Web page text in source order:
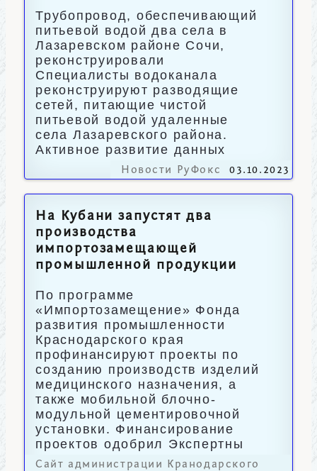
Трубопровод, обеспечивающий
питьевой водой два села в
Лазаревском районе Сочи,
реконструировали
Специалисты водоканала
реконструируют разводящие
сетей, питающие чистой
питьевой водой удаленные
села Лазаревского района.
Активное развитие данных
Новости РуФокс 03.10.2023
На Кубани запустят два
производства
импортозамещающей
промышленной продукции
По программе
«Импортозамещение» Фонда
развития промышленности
Краснодарского края
профинансируют проекты по
созданию производств изделий
медицинского назначения, а
также мобильной блочно-
модульной цементировочной
установки. Финансирование
проектов одобрил Экспертны
совет ФРП региона.
Сайт администрации Кранодарского